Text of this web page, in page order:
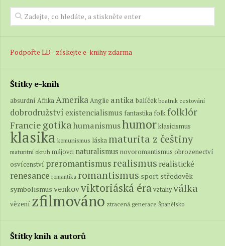
Podpořte LD - získejte e-knihy zdarma
Štítky e-knih
absurdní AfrikaAmerikaAnglie antika balíček beatnik cestování
dobrodružství existencialismus fantastika folkfolklór
Francie gotikahumanismushumorklasicismus
klasika komunismus láskamaturita z češtiny
maturitní okruh májovci naturalismus novoromantismus obrozenectví
osvícenství preromantismus realismus realistické
renesance romantika romantismus sport středověk
symbolismus venkovviktoriáská éravztahyválka
vězení zfilmováno ztracená generace Španělsko
Štítky knih a autorů